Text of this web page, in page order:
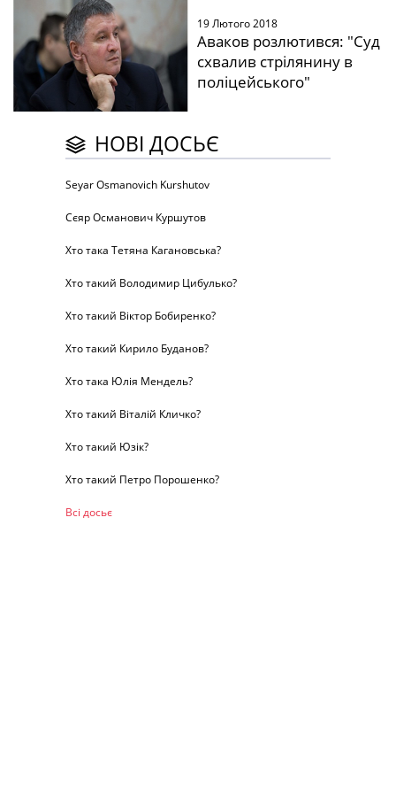
19 Лютого 2018
Аваков розлютився: "Суд
схвалив стрілянину в
поліцейського"
НОВІ ДОСЬЄ
Seyar Osmanovich Kurshutov
Сєяр Османович Куршутов
Хто така Тетяна Кагановська?
Хто такий Володимир Цибулько?
Хто такий Віктор Бобиренко?
Хто такий Кирило Буданов?
Хто така Юлія Мендель?
Хто такий Віталій Кличко?
Хто такий Юзік?
Хто такий Петро Порошенко?
Всі досьє